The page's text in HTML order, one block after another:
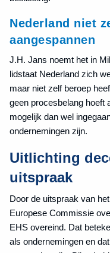
Nederland niet
aangespannen
J.H. Jans noemt het in
lidstaat Nederland zich
maar niet zelf beroep
geen procesbelang hoeft
mogelijk dan wel
ondernemingen zijn.
Uitlichting
uitspraak
Door de uitspraak van
Europese Commissie
EHS overeind. Dat
als ondernemingen en